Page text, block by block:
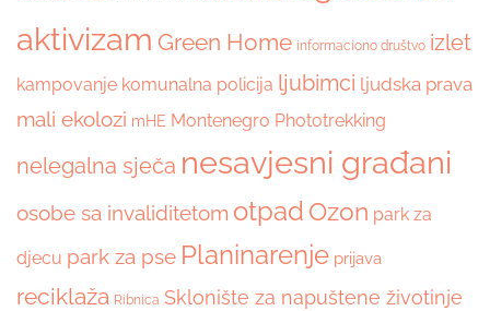
aktivizam Green Home informaciono društvo izlet
kampovanje komunalna policija ljubimci ljudska prava
mali ekolozi mHE Montenegro Phototrekking
nelegalna sječa nesavjesni građani
osobe sa invaliditetom otpad Ozon park za
djecu park za pse Planinarenje prijava
reciklaža Ribnica Sklonište za napuštene životinje